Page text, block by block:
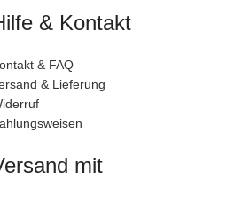
& Kontakt
& FAQ
& Lieferung
mit